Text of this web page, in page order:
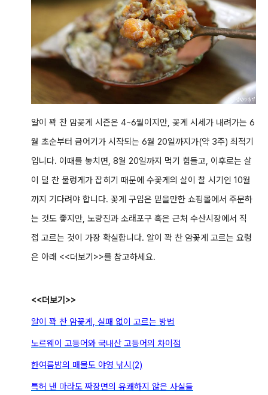
알이 꽉 찬 암꽃게 시즌은 4~6월이지만, 꽃게 시세가 내려가는 6
월 초순부터 금어기가 시작되는 6월 20일까지가(약 3주) 최적기
입니다. 이때를 놓치면, 8월 20일까지 먹기 힘들고, 이후로는 살
이 덜 찬 물렁게가 잡히기 때문에 수꽃게의 살이 찰 시기인 10월
까지 기다려야 합니다. 꽃게 구입은 믿을만한 쇼핑몰에서 주문하
는 것도 좋지만, 노량진과 소래포구 혹은 근처 수산시장에서 직
접 고르는 것이 가장 확실합니다. 알이 꽉 찬 암꽃게 고르는 요령
은 아래 <<더보기>>를 참고하세요.
<<더보기>>
알이 꽉 찬 암꽃게, 실패 없이 고르는 방법
노르웨이 고등어와 국내산 고등어의 차이점
한여름밤의 매물도 야영 낚시(2)
특허 낸 마라도 짜장면의 유쾌하지 않은 사실들